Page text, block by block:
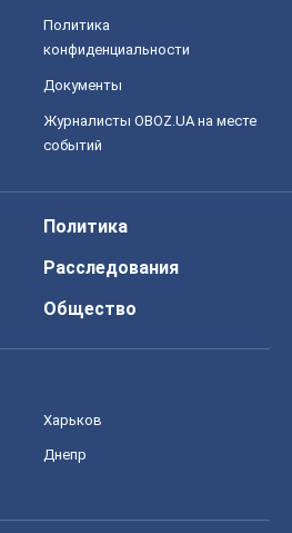
Политика
конфиденциальности
Документы
Журналисты OBOZ.UA на месте
событий
Политика
Расследования
Общество
Харьков
Днепр